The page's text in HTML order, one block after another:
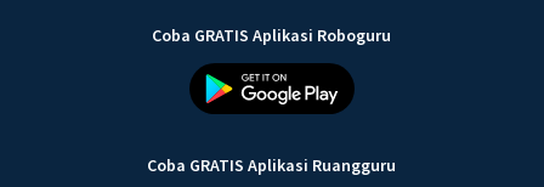
Coba GRATIS Aplikasi Roboguru
Coba GRATIS Aplikasi Ruangguru